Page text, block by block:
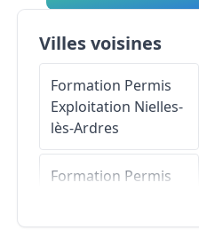
Villes voisines
Formation Permis
Exploitation Nielles-
lès-Ardres
Formation Permis